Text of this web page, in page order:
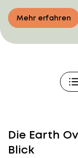
Mehr erfahren
Die Earth
Blick